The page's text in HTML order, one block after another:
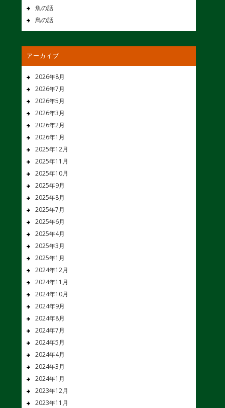
魚の話
鳥の話
アーカイブ
2026年8月
2026年7月
2026年5月
2026年3月
2026年2月
2026年1月
2025年12月
2025年11月
2025年10月
2025年9月
2025年8月
2025年7月
2025年6月
2025年4月
2025年3月
2025年1月
2024年12月
2024年11月
2024年10月
2024年9月
2024年8月
2024年7月
2024年5月
2024年4月
2024年3月
2024年1月
2023年12月
2023年11月